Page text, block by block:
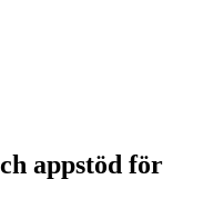
appstöd för